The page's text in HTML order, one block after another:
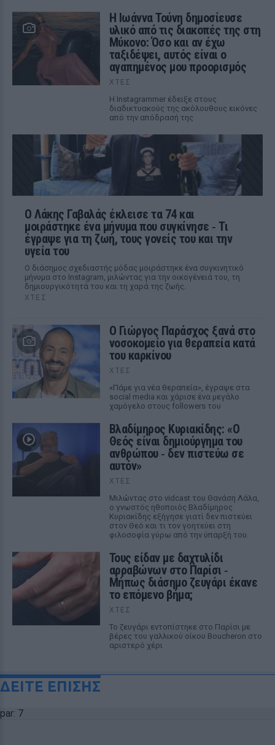
Η Ιωάννα Τούνη δημοσίευσε
υλικό από τις διακοπές της στη
Μύκονο: Όσο και αν έχω
ταξιδέψει, αυτός είναι ο
αγαπημένος μου προορισμός
ΧΤΕΣ
Η Instagrammer έδειξε στους
διαδικτυακούς της ακόλουθους εικόνες
από την απόδρασή της
Ο Λάκης Γαβαλάς έκλεισε τα 74 και
μοιράστηκε ένα μήνυμα που συγκίνησε ‑ Τι
έγραψε για τη ζωή, τους γονείς του και την
υγεία του
Ο διάσημος σχεδιαστής μόδας μοιράστηκε ένα συγκινητικό
μήνυμα στο Instagram, μιλώντας για την οικογένειά του, τη
δημιουργικότητά του και τη χαρά της ζωής.
ΧΤΕΣ
O Γιώργος Παράσχος ξανά στο
νοσοκομείο για θεραπεία κατά
του καρκίνου
ΧΤΕΣ
«Πάμε για νέα θεραπεία», έγραψε στα
social media και χάρισε ένα μεγάλο
χαμόγελο στους followers του
Βλαδίμηρος Κυριακίδης: «Ο
Θεός είναι δημιούργημα του
ανθρώπου ‑ δεν πιστεύω σε
αυτόν»
ΧΤΕΣ
Μιλώντας στο vidcast του Θανάση Λάλα,
ο γνωστός ηθοποιός Βλαδίμηρος
Κυριακίδης εξήγησε γιατί δεν πιστεύει
στον Θεό και τι τον γοητεύει στη
φιλοσοφία γύρω από την ύπαρξή του.
Τους είδαν με δαχτυλίδι
αρραβώνων στο Παρίσι ‑
Μήπως διάσημο ζευγάρι έκανε
το επόμενο βήμα;
ΧΤΕΣ
Το ζευγάρι εντοπίστηκε στο Παρίσι με
βέρες του γαλλικού οίκου Boucheron στο
αριστερό χέρι
ΔΕΙΤΕ ΕΠΙΣΗΣ
par: 7